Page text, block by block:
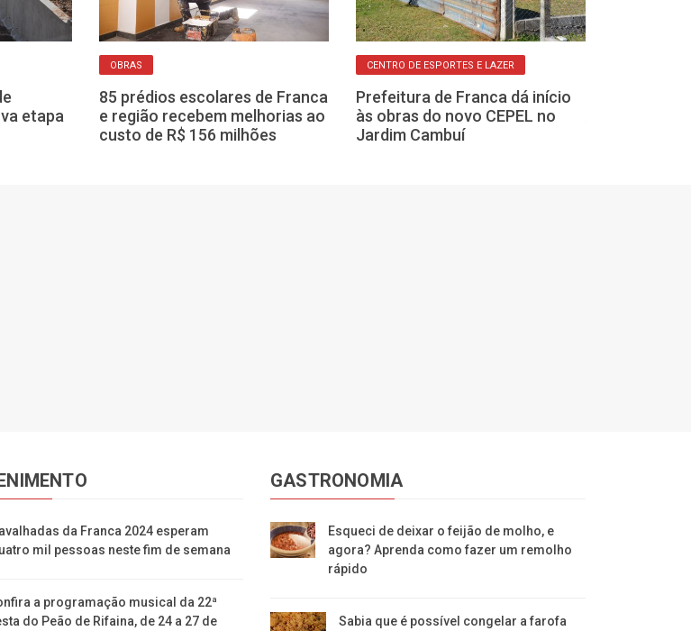
etapa
OBRAS
85 prédios escolares de Franca
e região recebem melhorias ao
custo de R$ 156 milhões
CENTRO DE ESPORTES E LAZER
Prefeitura de Franca dá início
às obras do novo CEPEL no
Jardim Cambuí
da Franca 2024 esperam
mil pessoas neste fim de semana
a programação musical da 22ª
do Peão de Rifaina, de 24 a 27 de
GASTRONOMIA
Esqueci de deixar o feijão de molho, e
agora? Aprenda como fazer um remolho
rápido
Sabia que é possível congelar a farofa